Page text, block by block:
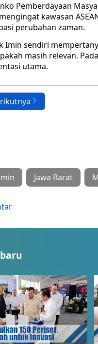
Pemberdayaan
kawasan
perubahan zaman.
Imin sendiri
masih relevan.
utama.
Jawa Barat